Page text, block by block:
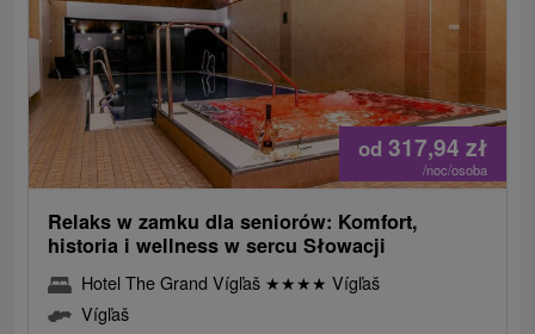
od 317,94 zł
/noc/osoba
Relaks w zamku dla seniorów: Komfort,
historia i wellness w sercu Słowacji
Hotel The Grand Vígľaš ★★★★ Vígľaš
Vígľaš